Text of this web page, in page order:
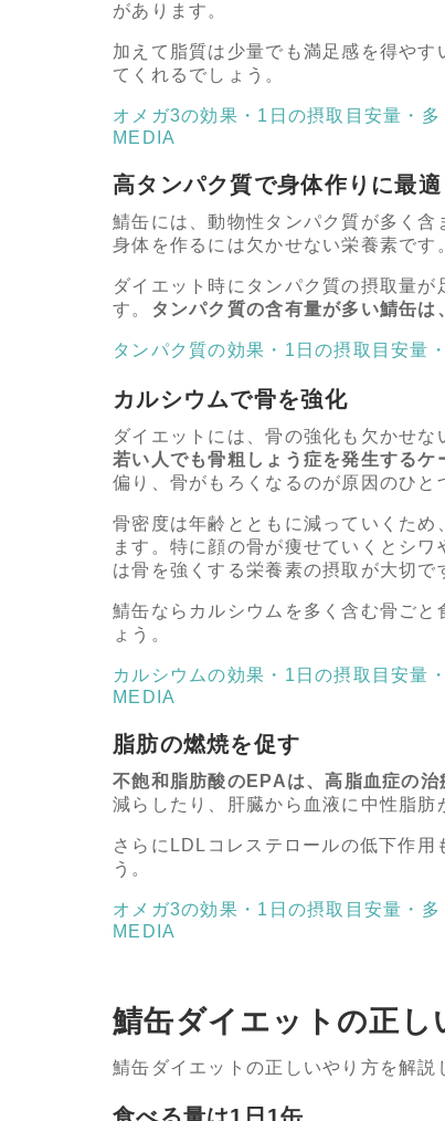
があります。
加えて脂質は少量でも満足感を得や
てくれるでしょう。
オメガ3の効果・1日の摂取目安量・
MEDIA
高タンパク質で身体作りに最適
鯖缶には、動物性タンパク質が多く
身体を作るには欠かせない栄養素です
ダイエット時にタンパク質の摂取量
す。
タンパク質の含有量が多い鯖缶
タンパク質の効果・1日の摂取目安量
カルシウムで骨を強化
ダイエットには、骨の強化も欠かせな
若い人でも骨粗しょう症を発生するケ
偏り、骨がもろくなるのが原因のひと
骨密度は年齢とともに減っていくた
ます。特に顔の骨が痩せていくとシ
は骨を強くする栄養素の摂取が大切で
鯖缶ならカルシウムを多く含む骨ご
ょう。
カルシウムの効果・1日の摂取目安量
MEDIA
脂肪の燃焼を促す
不飽和脂肪酸のEPAは、高脂血症の
減らしたり、肝臓から血液に中性脂肪
さらにLDLコレステロールの低下作用
う。
オメガ3の効果・1日の摂取目安量・
MEDIA
鯖缶ダイエットの正し
鯖缶ダイエットの正しいやり方を解説
食べる量は1日1缶